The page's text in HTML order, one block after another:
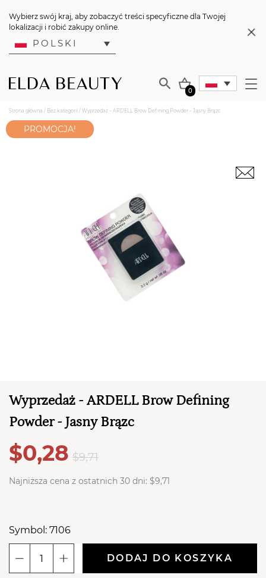
Wybierz swój kraj, aby zobaczyć treści specyficzne dla Twojej
lokalizacji i robić zakupy online.
POLSKI
0
Suma koszyka ( 0)
PRZEJDŹ DO KOSZYKA
Strona główna / Bez kategorii / Wyprzedaż – ARDELL Brow Defining Powder – Jasny Brązc
PROMOCJA!
Wyprzedaż - ARDELL Brow Defining
Powder - Jasny Brązc
$0,28 $9,71
Najniższa cena z ostatnich 30 dni: $9,71
Symbol: 7106
DODAJ DO KOSZYKA